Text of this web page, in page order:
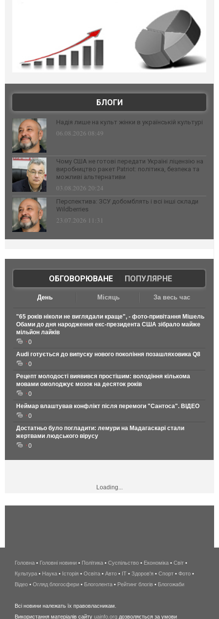
БЛОГИ
Надія лише на культ жінки в українській культурі
06.08.2026 08:49
Чому США не готові передати Україні ліцензію на
виробництво ракет Patriot: політика, безпека та
можливі альтернативи
03.08.2026 20:24
Перспектива: ЗСУ добомблять і всі інші склади
Wildberries
23.07.2026 11:31
ОБГОВОРЮВАНЕ| ПОПУЛЯРНЕ
День Місяць За весь час
"65 років ніколи не виглядали краще", - фото-привітання Мішель
Обами до дня народження екс-президента США зібрало майже
мільйон лайків
0
Audi готується до випуску нового покоління позашляховика Q8
0
Рецепт молодості виявився простішим: володіння кількома
мовами омолоджує мозок на десяток років
0
Неймар влаштував конфлікт після перемоги "Сантоса". ВІДЕО
0
Достатньо було погладити: лемури на Мадагаскарі стали
жертвами людського вірусу
0
Loading...
беспроводной
интернет
киев
wimax
Головна • Головні новини • Політика • Суспільство • Економіка • Світ •
Культура • Наука • Історія • Освіта • Авто • IT • Здоров'я • Спорт • Фото •
Відео • Огляд блогосфери • Блоголента • Рейтинг блогів • Блогожаби
Всі новини належать їх правовласникам.
Використання матеріалів сайту uainfo.org дозволяється за умови